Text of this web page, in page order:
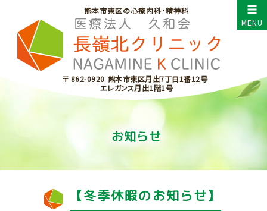
熊本市東区の心療内科･精神科
〒 862-0920 熊本市東区月出7丁目1番12号
エレガンス月出1階1号
お知らせ
【冬季休暇のお知らせ】